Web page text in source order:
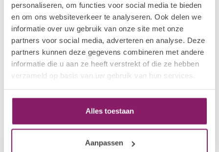
personaliseren, om functies voor social media te bieden
en om ons websiteverkeer te analyseren. Ook delen we
informatie over uw gebruik van onze site met onze
partners voor social media, adverteren en analyse. Deze
partners kunnen deze gegevens combineren met andere
informatie die u aan ze heeft verstrekt of die ze hebben
verzameld op basis van uw gebruik van hun services.
Alles toestaan
Aanpassen
Vani-T Skin Perfector HD
Serum Foundation - F23
Op voorraad
€43,05
€34,44
VANI-T
Vani-T Skin Perfector HD
Serum Foundation - F26
Op voorraad
€34,44